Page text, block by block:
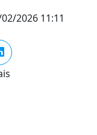
2026 11:11